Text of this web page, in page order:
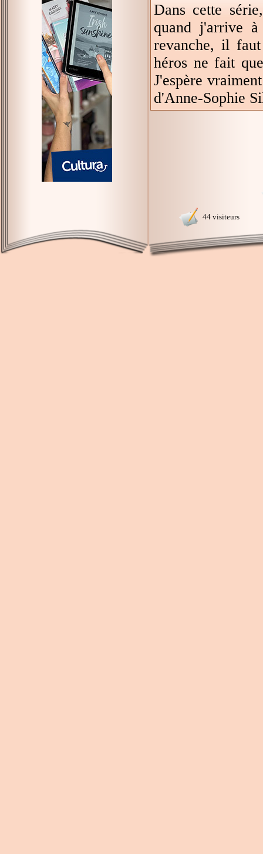
Dans cette
quand j'arrive
revanche, il
héros ne fait
J'espère
d'Anne-Sophie
44 visiteurs